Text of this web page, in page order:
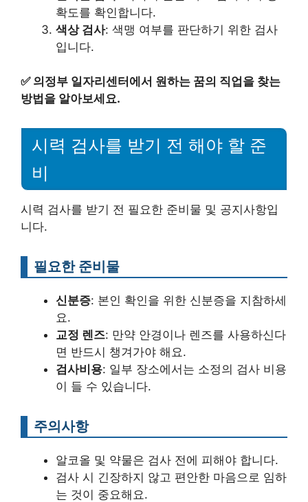
확도를 확인합니다.
색상 검사: 색맹 여부를 판단하기 위한 검사
입니다.
✅ 의정부 일자리센터에서 원하는 꿈의 직업을 찾는
방법을 알아보세요.
시력 검사를 받기 전 해야 할 준
비
시력 검사를 받기 전 필요한 준비물 및 공지사항입
니다.
필요한 준비물
신분증: 본인 확인을 위한 신분증을 지참하세
요.
교정 렌즈: 만약 안경이나 렌즈를 사용하신다
면 반드시 챙겨가야 해요.
검사비용: 일부 장소에서는 소정의 검사 비용
이 들 수 있습니다.
주의사항
알코올 및 약물은 검사 전에 피해야 합니다.
검사 시 긴장하지 않고 편안한 마음으로 임하
는 것이 중요해요.